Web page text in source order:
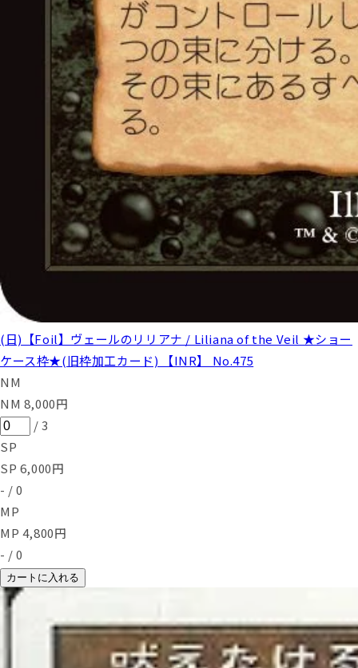
(日)【Foil】ヴェールのリリアナ / Liliana of the Veil ★ショー
ケース枠★(旧枠加工カード) 【INR】 No.475
NM
NM 8,000円
/3
SP
SP 6,000円
- / 0
MP
MP 4,800円
- / 0
カートに入れる